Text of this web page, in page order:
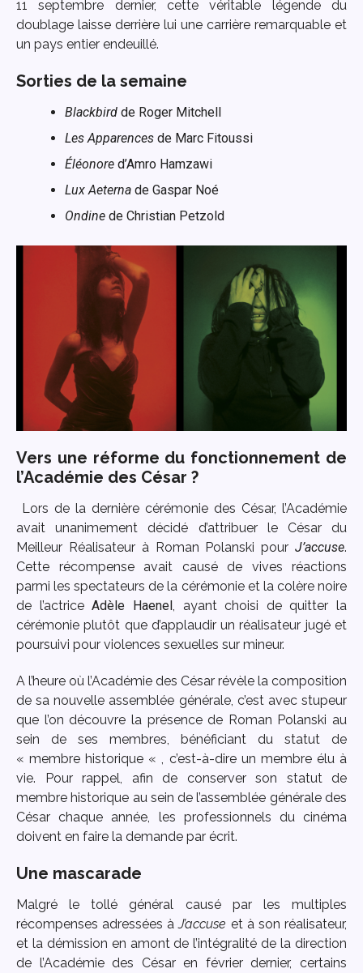
11 septembre dernier, cette véritable légende du
doublage laisse derrière lui une carrière remarquable et
un pays entier endeuillé.
Sorties de la semaine
Blackbird de Roger Mitchell
Les Apparences de Marc Fitoussi
Éléonore d’Amro Hamzawi
Lux Aeterna de Gaspar Noé
Ondine de Christian Petzold
Vers une réforme du fonctionnement de
l’Académie des César ?
Lors de la dernière cérémonie des César, l’Académie
avait unanimement décidé d’attribuer le César du
Meilleur Réalisateur à Roman Polanski pour J’accuse.
Cette récompense avait causé de vives réactions
parmi les spectateurs de la cérémonie et la colère noire
de l’actriceAdèle Haenel , ayant choisi de quitter la
cérémonie plutôt que d’applaudir un réalisateur jugé et
poursuivi pour violences sexuelles sur mineur.
A l’heure où l’Académie des César révèle la composition
de sa nouvelle assemblée générale, c’est avec stupeur
que l’on découvre la présence de Roman Polanski au
sein de ses membres, bénéficiant du statut de
« membre historique « , c’est-à-dire un membre élu à
vie. Pour rappel, afin de conserver son statut de
membre historique au sein de l’assemblée générale des
César chaque année, les professionnels du cinéma
doivent en faire la demande par écrit.
Une mascarade
Malgré le tollé général causé par les multiples
récompenses adressées àJ’accuse et à son réalisateur,
et la démission en amont de l’intégralité de la direction
de l’Académie des César en février dernier, certains